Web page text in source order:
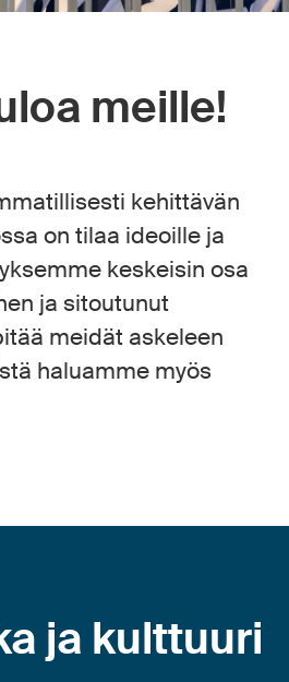
meille!
kehittävän
on tilaa ideoille ja
keskeisin osa
ja sitoutunut
meidät askeleen
haluamme myös
ja kulttuuri